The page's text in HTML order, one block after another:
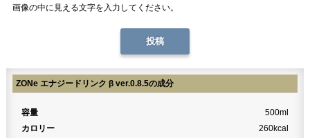
画像の中に見える文字を入力してください。
ZONe エナジードリンク β ver.0.8.5の成分
容量
500ml
カロリー
260kcal